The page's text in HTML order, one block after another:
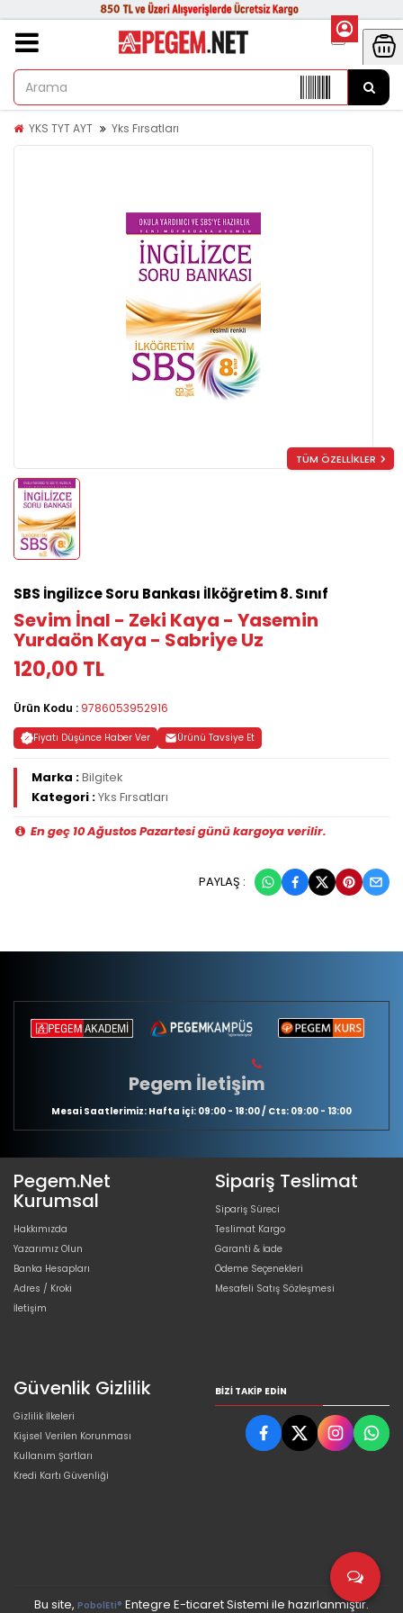
YKS TYT AYT Yks Fırsatları
TÜM ÖZELLİKLER
SBS İngilizce Soru Bankası İlköğretim 8. Sınıf
Sevim İnal - Zeki Kaya - Yasemin
Yurdaön Kaya - Sabriye Uz
120,00 TL
Ürün Kodu : 9786053952916
Fiyatı Düşünce Haber Ver Ürünü Tavsiye Et
Marka :Bilgitek
Kategori :Yks Fırsatları
En geç 10 Ağustos Pazartesi günü kargoya verilir.
PAYLAŞ :
Pegem İletişim
Mesai Saatlerimiz: Hafta içi: 09:00 - 18:00 / Cts: 09:00 - 13:00
Pegem.Net
Kurumsal
Hakkımızda
Yazarımız Olun
Banka Hesapları
Adres / Kroki
İletişim
Sipariş Teslimat
Sipariş Süreci
Teslimat Kargo
Garanti & İade
Ödeme Seçenekleri
Mesafeli Satış Sözleşmesi
Güvenlik Gizlilik
Gizlilik İlkeleri
Kişisel Verilen Korunması
Kullanım Şartları
Kredi Kartı Güvenliği
BIZI TAKIP EDIN
Bu site, PobolEti® Entegre E-ticaret Sistemi ile hazırlanmıştır.